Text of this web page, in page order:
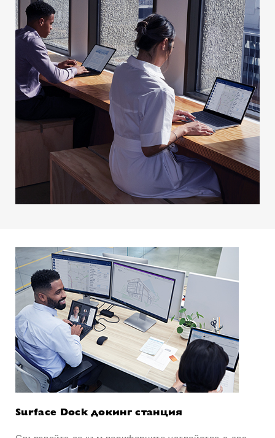
Surface Dock докинг станция